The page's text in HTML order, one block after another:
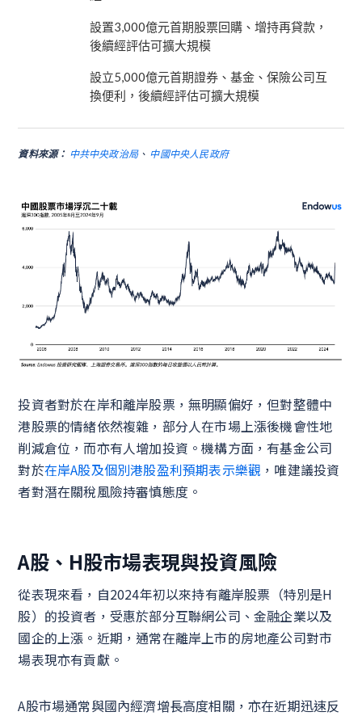
設置3,000億元首期股票回購、增持再貸款，
後續經評估可擴大規模
設立5,000億元首期證券、基金、保險公司互
換便利，後續經評估可擴大規模
資料來源： 中共中央政治局、 中國中央人民政府
投資者對於在岸和離岸股票，無明顯偏好，但對整體中
港股票的情緒依然複雜，部分人在市場上漲後機會性地
削減倉位，而亦有人增加投資。機構方面，有基金公司
對於在岸A股及個別港股盈利預期表示樂觀 ，唯建議投資
者對潛在關稅風險持審慎態度。
A股、H股市場表現與投資風險
從表現來看，自2024年初以來持有離岸股票（特別是H
股）的投資者，受惠於部分互聯網公司、金融企業以及
國企的上漲。近期，通常在離岸上市的房地產公司對市
場表現亦有貢獻。
A股市場通常與國內經濟增長高度相關，亦在近期迅速反